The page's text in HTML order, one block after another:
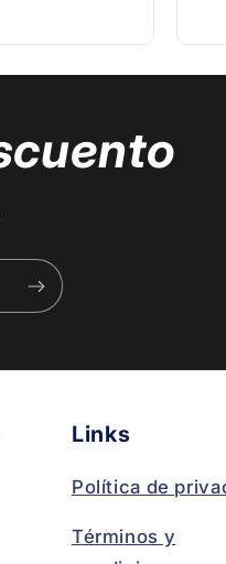
Links
Política de
Términos y